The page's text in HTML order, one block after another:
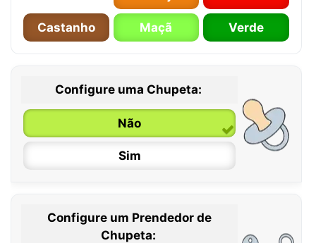
Castanho Maçã Verde
Configure uma Chupeta:
Não
Sim
0 / 6 meses
Configure um Prendedor de
Chupeta: